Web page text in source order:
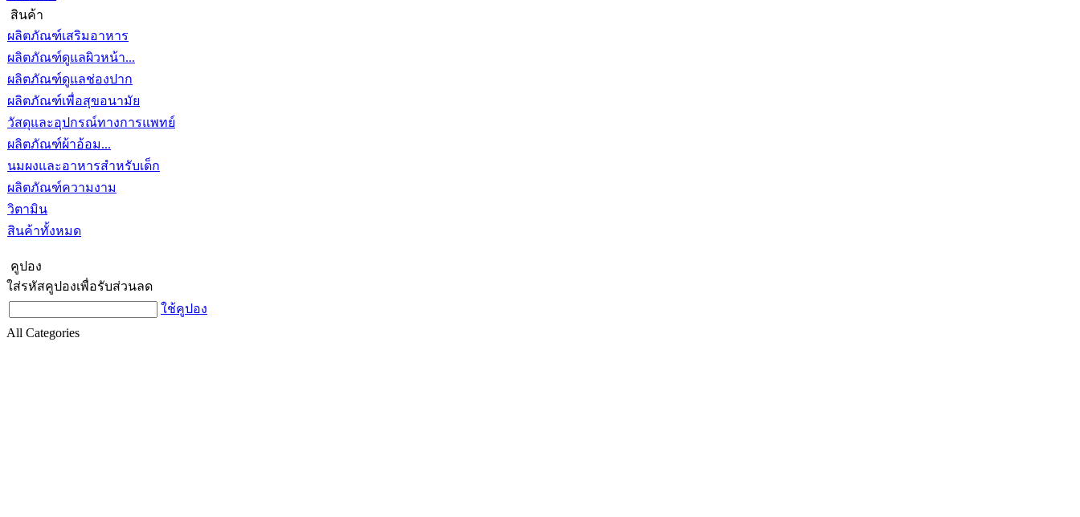
สินค้า
ผลิตภัณฑ์เสริมอาหาร
ผลิตภัณฑ์ดูแลผิวหน้า...
ผลิตภัณฑ์ดูแลช่องปาก
ผลิตภัณฑ์เพื่อสุขอนามัย
วัสดุและอุปกรณ์ทางการแพทย์
ผลิตภัณฑ์ผ้าอ้อม...
นมผงและอาหารสำหรับเด็ก
ผลิตภัณฑ์ความงาม
วิตามิน
สินค้าทั้งหมด
คูปอง
ใส่รหัสคูปองเพื่อรับส่วนลด
ใช้คูปอง
All Categories